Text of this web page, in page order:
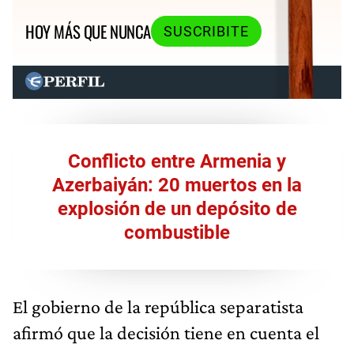
HOY MÁS QUE NUNCA
SUSCRIBITE
Conflicto entre Armenia y
Azerbaiyán: 20 muertos en la
explosión de un depósito de
combustible
El gobierno de la república separatista
afirmó que la decisión tiene en cuenta el